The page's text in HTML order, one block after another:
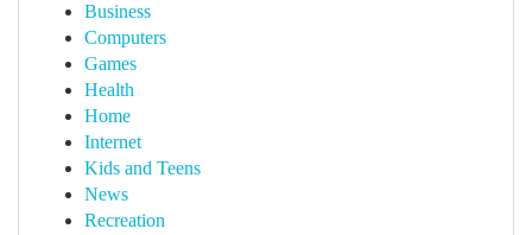
Business
Computers
Games
Health
Home
Internet
Kids and Teens
News
Recreation